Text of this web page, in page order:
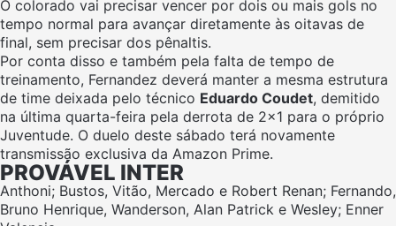
O colorado vai precisar vencer por dois ou mais gols no
tempo normal para avançar diretamente às oitavas de
final, sem precisar dos pênaltis.
Por conta disso e também pela falta de tempo de
treinamento, Fernandez deverá manter a mesma estrutura
de time deixada pelo técnico Eduardo Coudet, demitido
na última quarta-feira pela derrota de 2×1 para o próprio
Juventude. O duelo deste sábado terá novamente
transmissão exclusiva da Amazon Prime.
PROVÁVEL INTER
Anthoni; Bustos, Vitão, Mercado e Robert Renan; Fernando,
Bruno Henrique, Wanderson, Alan Patrick e Wesley; Enner